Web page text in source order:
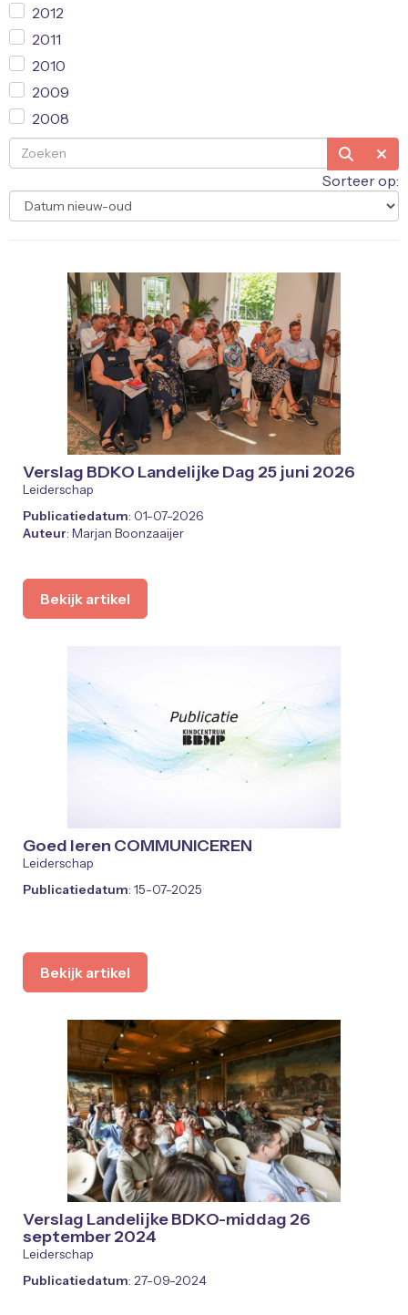
2012
2011
2010
2009
2008
Sorteer op:
Verslag BDKO Landelijke Dag 25 juni 2026
Leiderschap
Publicatiedatum: 01-07-2026
Auteur: Marjan Boonzaaijer
Bekijk artikel
Goed leren COMMUNICEREN
Leiderschap
Publicatiedatum: 15-07-2025
Bekijk artikel
Verslag Landelijke BDKO-middag 26
september 2024
Leiderschap
Publicatiedatum: 27-09-2024